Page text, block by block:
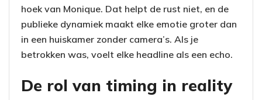
hoek van Monique. Dat helpt de rust niet, en de
publieke dynamiek maakt elke emotie groter dan
in een huiskamer zonder camera’s. Als je
betrokken was, voelt elke headline als een echo.
De rol van timing in reality